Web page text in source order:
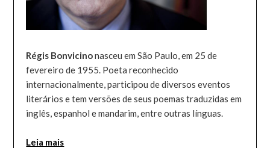
Régis Bonvicinonasceu em São Paulo, em 25 de
fevereiro de 1955. Poeta reconhecido
internacionalmente, participou de diversos eventos
literários e tem versões de seus poemas traduzidas em
inglês, espanhol e mandarim, entre outras línguas.
Leia mais